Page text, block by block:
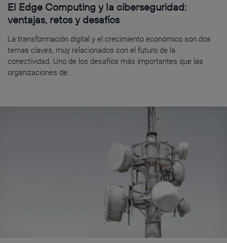
El Edge Computing y la ciberseguridad:
ventajas, retos y desafíos
La transformación digital y el crecimiento económico son dos
temas claves, muy relacionados con el futuro de la
conectividad. Uno de los desafíos más importantes que las
organizaciones de...